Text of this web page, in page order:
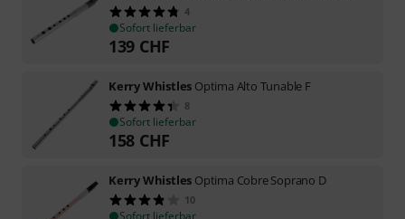
4
Sofort lieferbar
139 CHF
Kerry Whistles Optima Alto Tunable F
8
Sofort lieferbar
158 CHF
Kerry Whistles Optima Cobre Soprano D
10
Sofort lieferbar